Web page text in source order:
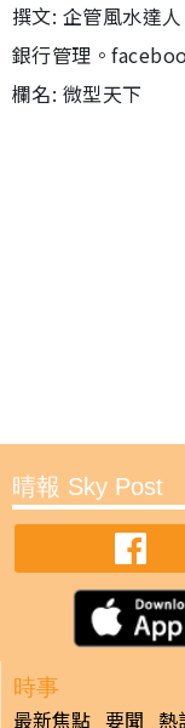
撰文: 企管風水達
銀行管理。
欄名: 微型天下
晴報 Sky Post
時事
最新焦點 要聞 熱